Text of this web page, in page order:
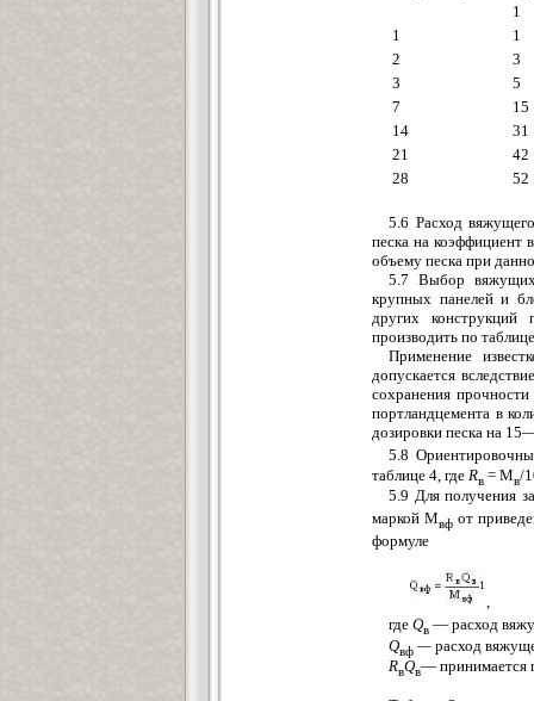
1
1
1
2
3
3
5
7
15
14
31
21
42
28
52
5.6 Расход
песка на коэффициент
объему песка при
5.7 Выбор вяжущих
крупных панелей и
других конструкций
производить по
Применение
допускается
сохранения
портландцемента в
дозировки песка на
5.8
таблице 4, где Rв = Мв/
5.9 Для получения
маркой Мвфот
формуле
где Qв — расход
Qвф — расход
RвQв— принимается